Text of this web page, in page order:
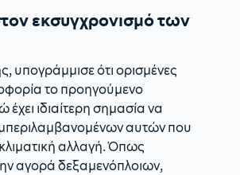
εκσυγχρονισμό των
υπογράμμισε ότι ορισμένες
το προηγούμενο
ιδιαίτερη σημασία να
αυτών που
αλλαγή. Όπως
αγορά δεξαμενόπλοιων,